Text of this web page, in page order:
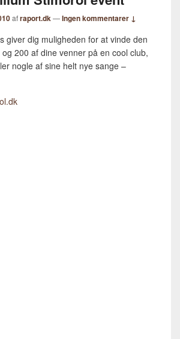
afraport.dk—Ingen kommentarer ↓
giver dig muligheden for at vinde den
200 af dine venner på en cool club,
nogle af sine helt nye sange –